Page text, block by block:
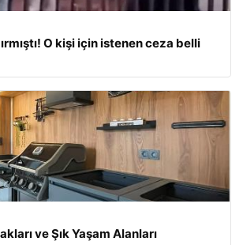
O kişi için istenen ceza belli
ve Şık Yaşam Alanları